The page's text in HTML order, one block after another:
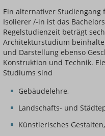
Ein alternativer Studiengang
Isolierer /-in ist das
Regelstudienzeit beträgt
Architekturstudium
und Darstellung ebenso
Konstruktion und Technik.
Studiums sind
Gebäudelehre,
Landschafts- und
Künstlerisches Gestalten,